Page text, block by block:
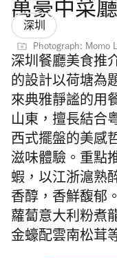
萬豪中菜
深圳
Photograph: Momo
深圳餐廳美食推
的設計以荷塘為
來典雅靜謐的用
山東，擅長結合
西式擺盤的美感
滋味體驗。重點
蝦，以江浙滬熟
香醇，香鮮馥郁
蘿蔔意大利粉煮
金蠔配雲南松茸